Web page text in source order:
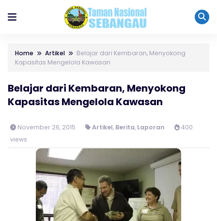
Home Artikel
Belajar dari Kembaran, Menyokong
Kapasitas Mengelola Kawasan
Belajar dari Kembaran, Menyokong
Kapasitas Mengelola Kawasan
November 26, 2015 Artikel, Berita, Laporan
400
views